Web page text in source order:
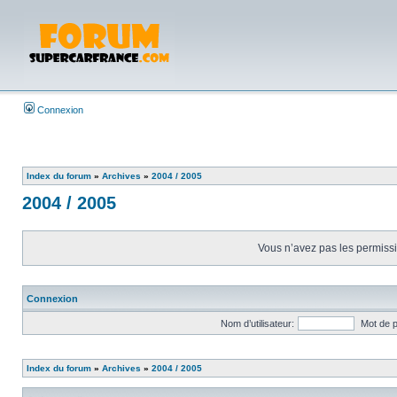
Connexion
Index du forum » Archives » 2004 / 2005
2004 / 2005
Vous n’avez pas les
Connexion
Nom d’utilisateur: Mot de
Index du forum » Archives » 2004 / 2005